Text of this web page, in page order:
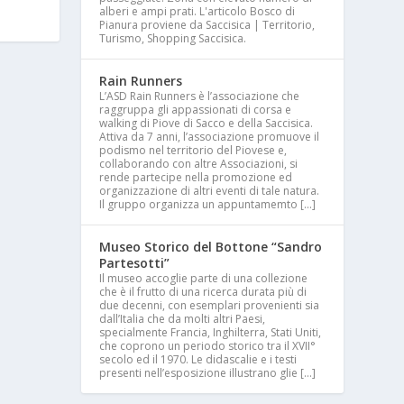
alberi e ampi prati. L'articolo Bosco di
Pianura proviene da Saccisica | Territorio,
Turismo, Shopping Saccisica.
Rain Runners
L’ASD Rain Runners è l’associazione che
raggruppa gli appassionati di corsa e
walking di Piove di Sacco e della Saccisica.
Attiva da 7 anni, l’associazione promuove il
podismo nel territorio del Piovese e,
collaborando con altre Associazioni, si
rende partecipe nella promozione ed
organizzazione di altri eventi di tale natura.
Il gruppo organizza un appuntamemto […]
Museo Storico del Bottone “Sandro
Partesotti”
Il museo accoglie parte di una collezione
che è il frutto di una ricerca durata più di
due decenni, con esemplari provenienti sia
dall’Italia che da molti altri Paesi,
specialmente Francia, Inghilterra, Stati Uniti,
che coprono un periodo storico tra il XVII°
secolo ed il 1970. Le didascalie e i testi
presenti nell’esposizione illustrano glie […]